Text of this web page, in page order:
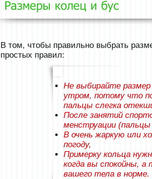
Размеры колец и бус
В том, чтобы правильно выбрать
простых правил:
Не выбирайте размер
утром, потому что
пальцы слегка
После занятий
менструации
В очень жаркую или
погоду,
Примерку кольца
когда вы спокойны, а
вашего тела в норме.